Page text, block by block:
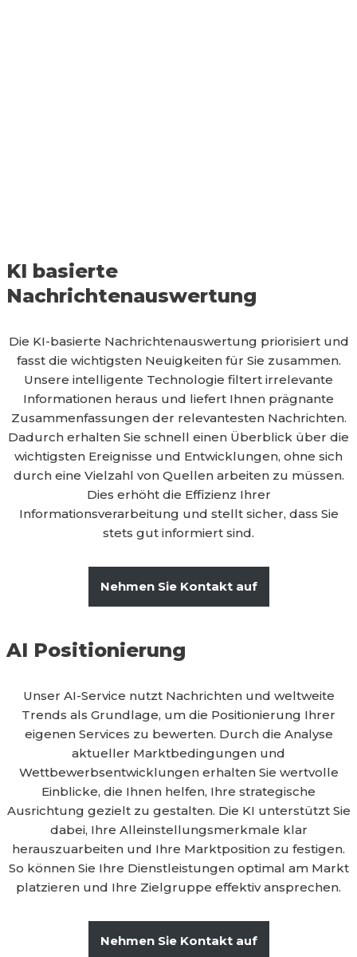
KI basierte
Nachrichtenauswertung
Die KI-basierte Nachrichtenauswertung priorisiert und
fasst die wichtigsten Neuigkeiten für Sie zusammen.
Unsere intelligente Technologie filtert irrelevante
Informationen heraus und liefert Ihnen prägnante
Zusammenfassungen der relevantesten Nachrichten.
Dadurch erhalten Sie schnell einen Überblick über die
wichtigsten Ereignisse und Entwicklungen, ohne sich
durch eine Vielzahl von Quellen arbeiten zu müssen.
Dies erhöht die Effizienz Ihrer
Informationsverarbeitung und stellt sicher, dass Sie
stets gut informiert sind.
Nehmen Sie Kontakt auf
AI Positionierung
Unser AI-Service nutzt Nachrichten und weltweite
Trends als Grundlage, um die Positionierung Ihrer
eigenen Services zu bewerten. Durch die Analyse
aktueller Marktbedingungen und
Wettbewerbsentwicklungen erhalten Sie wertvolle
Einblicke, die Ihnen helfen, Ihre strategische
Ausrichtung gezielt zu gestalten. Die KI unterstützt Sie
dabei, Ihre Alleinstellungsmerkmale klar
herauszuarbeiten und Ihre Marktposition zu festigen.
So können Sie Ihre Dienstleistungen optimal am Markt
platzieren und Ihre Zielgruppe effektiv ansprechen.
Nehmen Sie Kontakt auf